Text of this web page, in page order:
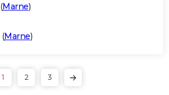
(Marne)
(Marne)
1 2 3